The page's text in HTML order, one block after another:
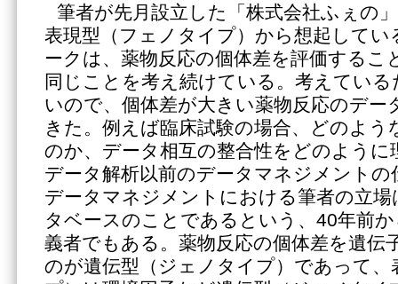
筆者が先月設立した「株式会社ふぇの
表現型（フェノタイプ）から想起して
ークは、薬物反応の個体差を評価するこ
同じことを考え続けている。考えてい
いので、個体差が大きい薬物反応のデー
きた。例えば臨床試験の場合、どのよう
のか、データ相互の整合性をどのよう
データ解析以前のデータマネジメントの
データマネジメントにおける筆者の立
タベースのことであるという、40年前
義者でもある。薬物反応の個体差を遺伝
のが遺伝型（ジェノタイプ）であって